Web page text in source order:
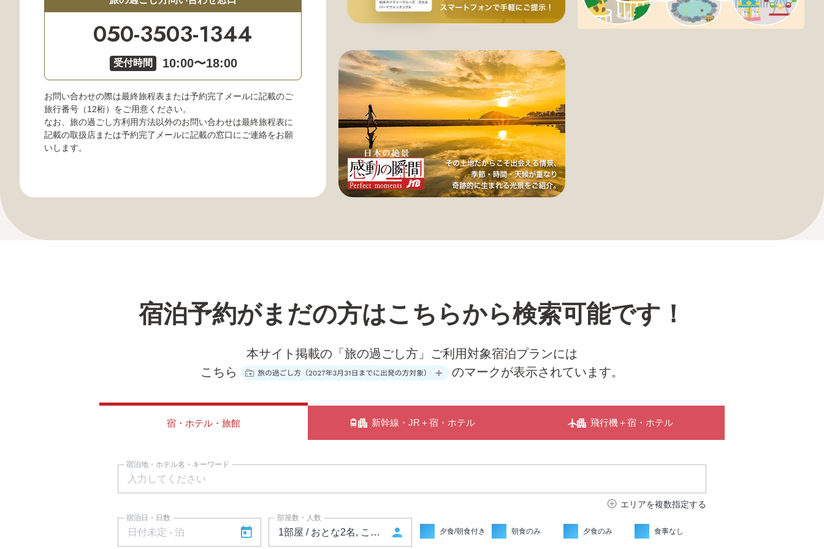
050-3503-1344
受付時間 10:00〜18:00
お問い合わせの際は最終旅程表または予約完了メールに記載のご
旅行番号（12桁）をご用意ください。
なお、旅の過ごし方利用方法以外のお問い合わせは最終旅程表に
記載の取扱店または予約完了メールに記載の窓口にご連絡をお願
いします。
宿泊予約がまだの方はこちらから検索可能です！
本サイト掲載の「旅の過ごし方」ご利用対象宿泊プランには
こちら
のマークが表示されています。
宿・ホテル・旅館 新幹線・JR＋宿・ホテル 飛行機＋宿・ホテル
宿泊地・ホテル名・キーワード
add_circle_outline エリアを複数指定する
宿泊日・日数
today
部屋数・人数
person 夕食/朝食付き 朝食のみ 夕食のみ 食事なし